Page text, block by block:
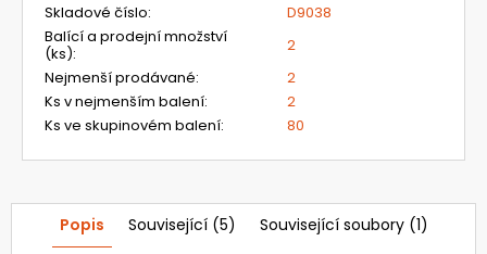
Skladové číslo:
D9038
Balící a prodejní množství
(ks):
2
Nejmenší prodávané:
2
Ks v nejmenším balení:
2
Ks ve skupinovém balení: 80
Popis Související (5)
Související soubory (1)